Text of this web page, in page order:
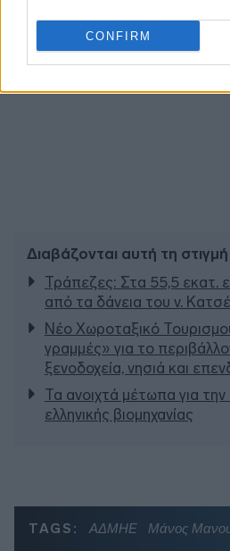
CONFIRM
Διαβάζονται αυτή τη στιγμή
Τράπεζες: Στα 55,5 εκατ.
από τα δάνεια του ν.
Νέο Χωροταξικό
γραμμές» για το
ξενοδοχεία, νησιά και
Τα ανοιχτά μέτωπα για την
ελληνικής βιομηχανίας
TAGS: ΑΔΜΗΕ
Μάνος